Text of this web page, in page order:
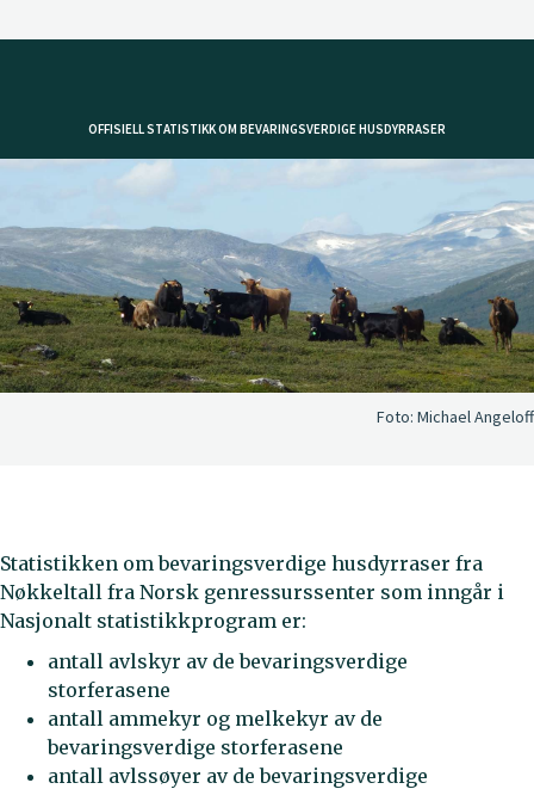
OFFISIELL STATISTIKK OM BEVARINGSVERDIGE HUSDYRRASER
Foto: Michael Angeloff
Statistikken om bevaringsverdige husdyrraser fra
Nøkkeltall fra Norsk genressurssenter som inngår i
Nasjonalt statistikkprogram er:
antall avlskyr av de bevaringsverdige
storferasene
antall ammekyr og melkekyr av de
bevaringsverdige storferasene
antall avlssøyer av de bevaringsverdige